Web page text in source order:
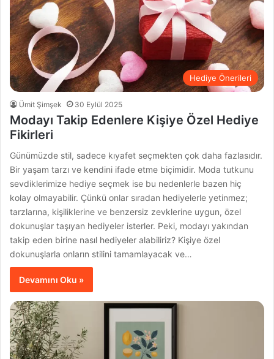
Hediye Önerileri
Ümit Şimşek 30 Eylül 2025
Modayı Takip Edenlere Kişiye Özel Hediye
Fikirleri
Günümüzde stil, sadece kıyafet seçmekten çok daha fazlasıdır.
Bir yaşam tarzı ve kendini ifade etme biçimidir. Moda tutkunu
sevdiklerimize hediye seçmek ise bu nedenlerle bazen hiç
kolay olmayabilir. Çünkü onlar sıradan hediyelerle yetinmez;
tarzlarına, kişiliklerine ve benzersiz zevklerine uygun, özel
dokunuşlar taşıyan hediyeler isterler. Peki, modayı yakından
takip eden birine nasıl hediyeler alabiliriz? Kişiye özel
dokunuşlarla onların stilini tamamlayacak ve…
Devamını Oku »